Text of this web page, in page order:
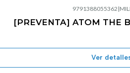
9791388055362 |
[PREVENTA] ATOM THE
Ver